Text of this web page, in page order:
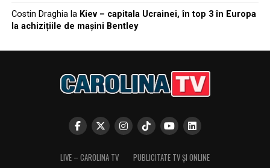
Costin Draghiala Kiev – capitala Ucrainei, în top 3 în Europa
la achizițiile de mașini Bentley
LIVE – CAROLINA TV
PUBLICITATE TV ȘI ONLINE